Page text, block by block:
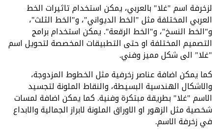
لزخرفة اسم "غلا" بالعربي، يمكن استخدام تاثيرات الخط
العربي المختلفة مثل "الخط الديواني"، و"الخط الثلث"،
و"الخط النسخ"، و"الخط الرقعة". يمكن استخدام برامج
التصميم المختلفة او حتى التطبيقات المخصصة لتحويل اسم
"غلا" الى شكل مميز وفني.
كما يمكن اضافة عناصر زخرفية مثل الخطوط المزدوجة،
والاشكال الهندسية البسيطة، والنقاط الملونة لتجسيد
الاسم "غلا" بطريقة مبتكرة وفنية. كما يمكن اضافة لمسات
شخصية مثل الزهور او الاوراق الملونة لابراز الجمالية والابداع
في زخرفة الاسم.